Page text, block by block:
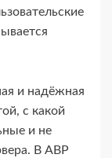
и надёжная
с какой
и не
В ABP